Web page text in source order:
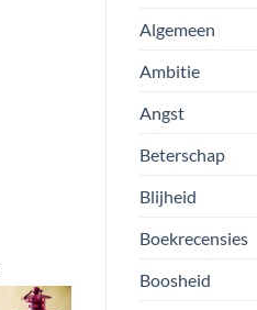
Algemeen
Ambitie
Angst
Beterschap
Blijheid
Boekrecensies
Boosheid